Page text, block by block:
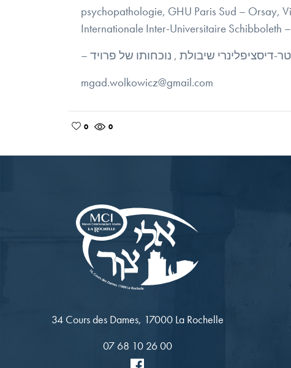
psychopathologie, GHU Paris Sud – Orsay,
Internationale Inter-Universitaire Schibboleth
mgad.wolkowicz@gmail.com
0
0
34 Cours des Dames, 17000 La Rochelle
07 68 10 26 00